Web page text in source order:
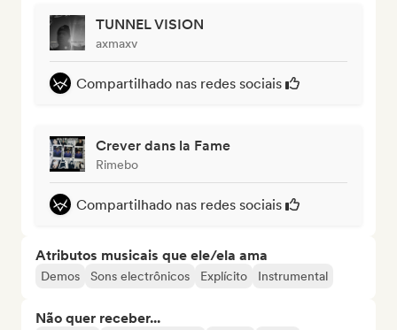
TUNNEL VISION
axmaxv
Compartilhado nas redes sociais
Crever dans la Fame
Rimebo
Compartilhado nas redes sociais
Atributos musicais que ele/ela ama
Demos Sons electrônicos Explícito Instrumental
Não quer receber...